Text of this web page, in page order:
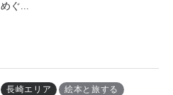
めぐ...
長崎エリア 絵本と旅する